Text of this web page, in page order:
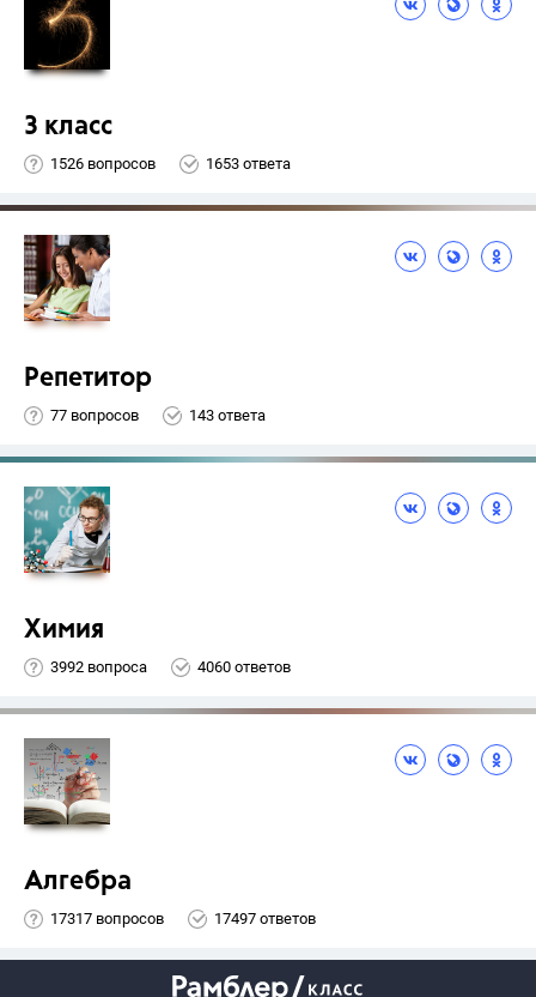
3 класс
1526 вопросов 1653 ответа
Репетитор
77 вопросов 143 ответа
Химия
3992 вопроса 4060 ответов
Алгебра
17317 вопросов 17497 ответов